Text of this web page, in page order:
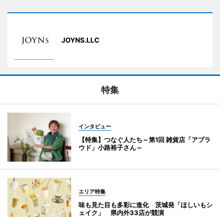
JOYNS.LLC
特集
インタビュー
【特集】つなぐ人たち～第1回 雑貨店「アプラ
ウド」小路裕子さん～
エリア特集
味も見た目も多彩に進化 茨城発「ほしいもシ
ェイク」 県内外33店が競演